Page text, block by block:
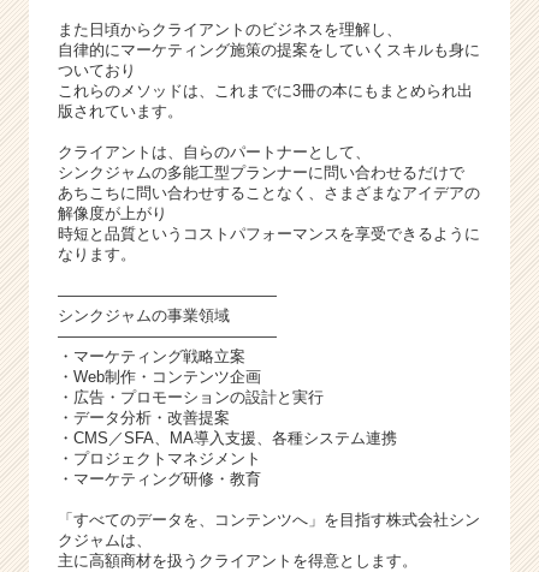
また日頃からクライアントのビジネスを理解し、
自律的にマーケティング施策の提案をしていくスキルも身に
ついており
これらのメソッドは、これまでに3冊の本にもまとめられ出
版されています。
クライアントは、自らのパートナーとして、
シンクジャムの多能工型プランナーに問い合わせるだけで
あちこちに問い合わせすることなく、さまざまなアイデアの
解像度が上がり
時短と品質というコストパフォーマンスを享受できるように
なります。
――――――――――――――
シンクジャムの事業領域
――――――――――――――
・マーケティング戦略立案
・Web制作・コンテンツ企画
・広告・プロモーションの設計と実行
・データ分析・改善提案
・CMS／SFA、MA導入支援、各種システム連携
・プロジェクトマネジメント
・マーケティング研修・教育
「すべてのデータを、コンテンツへ」を目指す株式会社シン
クジャムは、
主に高額商材を扱うクライアントを得意とします。